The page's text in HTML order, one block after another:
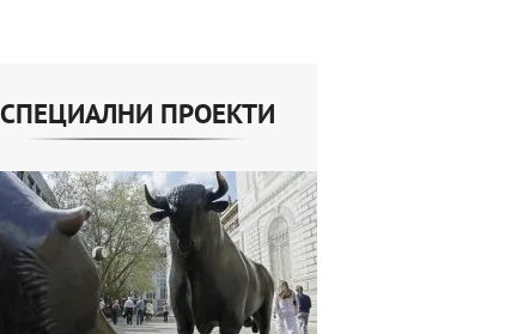
СПЕЦИАЛНИ ПРОЕКТИ